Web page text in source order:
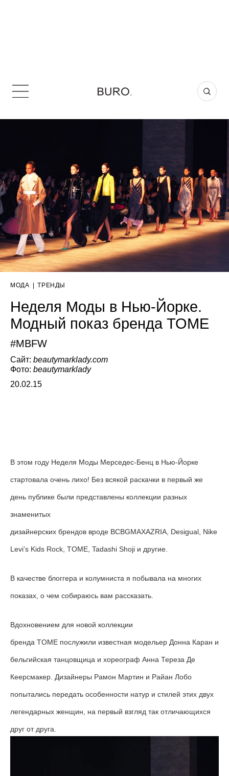
МОДА | ТРЕНДЫ
Неделя Моды в Нью-Йорке.
Модный показ бренда TOME
#MBFW
Сайт: beautymarklady.com
Фото: beautymarklady
20.02.15
В этом году Неделя Моды Мерседес-Бенц в Нью-Йорке
стартовала очень лихо! Без всякой раскачки в первый же
день публике были представлены коллекции разных
знаменитых
дизайнерских брендов вроде BCBGMAXAZRIA, Desigual, Nike
Levi’s Kids Rock, TOME, Tadashi Shoji и другие.
В качестве блоггера и колумниста я побывала на многих
показах, о чем собираюсь вам рассказать.
Вдохновением для новой коллекции
бренда TOME послужили известная модельер Донна Каран и
бельгийская танцовщица и хореограф Анна Тереза Де
Кеерсмакер. Дизайнеры Рамон Мартин и Райан Лобо
попытались передать особенности натур и стилей этих двух
легендарных женщин, на первый взгляд так отличающихся
друг от друга.